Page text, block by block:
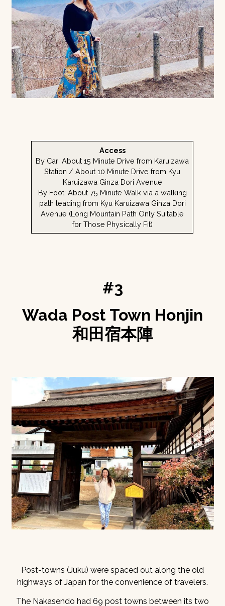
Access
By Car: About 15 Minute Drive from Karuizawa
Station / About 10 Minute Drive from Kyu
Karuizawa Ginza Dori Avenue
By Foot: About 75 Minute Walk via a walking
path leading from Kyu Karuizawa Ginza Dori
Avenue (Long Mountain Path Only Suitable
for Those Physically Fit)
#3
Wada Post Town Honjin
和田宿本陣
Post-towns (Juku) were spaced out along the old
highways of Japan for the convenience of travelers.
The Nakasendo had 69 post towns between its two